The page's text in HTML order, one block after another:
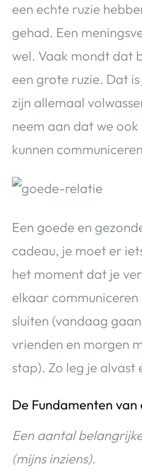
een echte ruzie
gehad. Een
wel. Vaak mondt dat
een grote ruzie. Dat
zijn allemaal
neem aan dat we
kunnen
Een goede en
cadeau, je moet er
het moment dat je
elkaar
sluiten (vandaag
vrienden en morgen
stap). Zo leg je alvast
De Fundamenten
Een aantal
(mijns inziens).